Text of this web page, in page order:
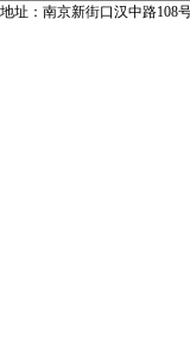
地址：南京新街口汉中路108